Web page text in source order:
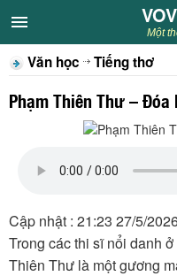
CHUYÊN MỤC
Khách VOV6
Sân khấu
Một
Văn học Tiếng thơ
Phạm Thiên Thư –
Cập nhật : 21:23 27/5/
Trong các thi sĩ nổi danh
Thiên Thư là một gương